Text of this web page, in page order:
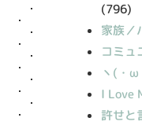
(796)
家族／
コミュ
丶(・ω
I Love
許せと